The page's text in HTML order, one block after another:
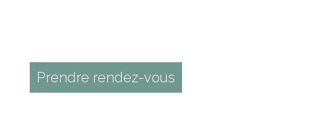
Prendre rendez-vous